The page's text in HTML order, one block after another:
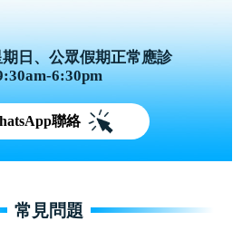
日、公眾假期正常應診
6:30pm
聯絡
常見問題